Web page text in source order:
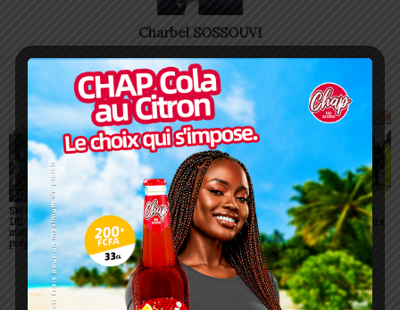
Charbel SOSSOUVI
ARTICLES CONNEXES PLUS DE L'AUTEUR
SOCIÉTÉ
SWEDD+ Togo / ECOLE
DE LA CHANCE : les
maitres-artisans se
préparent à transmettre
SOCIÉTÉ
Glory Night 2026: Sonnie
Badu fait chanter des
milliers de personnes à
Lomé
SOCIÉTÉ
Vogan : AGRI-ESPOIR
récompense les meilleurs
talents